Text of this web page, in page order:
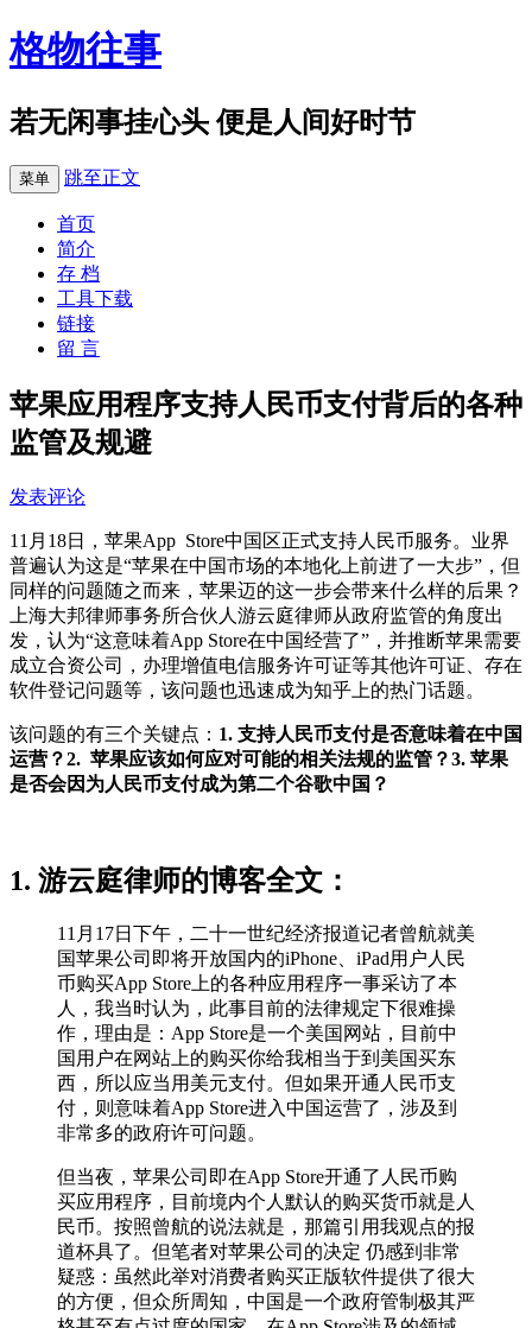
格物往事
若无闲事挂心头 便是人间好时节
菜单 跳至正文
首页
简介
存 档
工具下载
链接
留 言
苹果应用程序支持人民币支付背后的各种
监管及规避
发表评论
11月18日，苹果App Store中国区正式支持人民币服务。业界
普遍认为这是“苹果在中国市场的本地化上前进了一大步”，但
同样的问题随之而来，苹果迈的这一步会带来什么样的后果？
上海大邦律师事务所合伙人游云庭律师从政府监管的角度出
发，认为“这意味着App Store在中国经营了”，并推断苹果需要
成立合资公司，办理增值电信服务许可证等其他许可证、存在
软件登记问题等，该问题也迅速成为知乎上的热门话题。
该问题的有三个关键点： 1. 支持人民币支付是否意味着在中国
运营？2. 苹果应该如何应对可能的相关法规的监管？3. 苹果
是否会因为人民币支付成为第二个谷歌中国？
1. 游云庭律师的博客全文：
11月17日下午，二十一世纪经济报道记者曾航就美
国苹果公司即将开放国内的iPhone、iPad用户人民
币购买App Store上的各种应用程序一事采访了本
人，我当时认为，此事目前的法律规定下很难操
作，理由是：App Store是一个美国网站，目前中
国用户在网站上的购买你给我相当于到美国买东
西，所以应当用美元支付。但如果开通人民币支
付，则意味着App Store进入中国运营了，涉及到
非常多的政府许可问题。
但当夜，苹果公司即在App Store开通了人民币购
买应用程序，目前境内个人默认的购买货币就是人
民币。按照曾航的说法就是，那篇引用我观点的报
道杯具了。但笔者对苹果公司的决定 仍感到非常
疑惑：虽然此举对消费者购买正版软件提供了很大
的方便，但众所周知，中国是一个政府管制极其严